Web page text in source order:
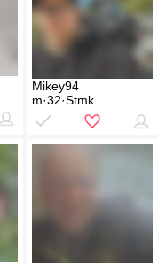
Mikey94
m·32·Stmk